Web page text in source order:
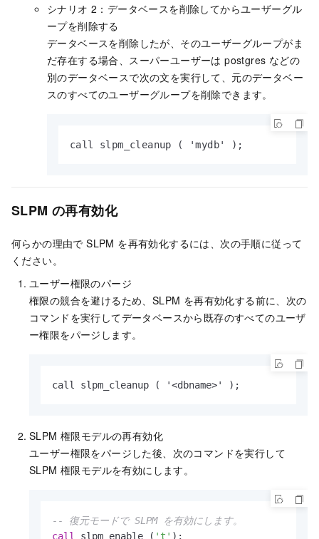
シナリオ 2：データベースを削除してからユーザーグル
ープを削除する
データベースを削除したが、そのユーザーグループがま
だ存在する場合、スーパーユーザーは postgres などの
別のデータベースで次の文を実行して、元のデータベー
スのすべてのユーザーグループを削除できます。
call slpm_cleanup ( 'mydb' );
SLPM の再有効化
何らかの理由で SLPM を再有効化するには、次の手順に従って
ください。
ユーザー権限のパージ
権限の競合を避けるため、SLPM を再有効化する前に、次の
コマンドを実行してデータベースから既存のすべてのユーザ
ー権限をパージします。
call slpm_cleanup ( '<dbname>' );
SLPM 権限モデルの再有効化
ユーザー権限をパージした後、次のコマンドを実行して
SLPM 権限モデルを有効にします。
-- 復元モードで SLPM を有効にします。
call
slpm_enable ( 't' );